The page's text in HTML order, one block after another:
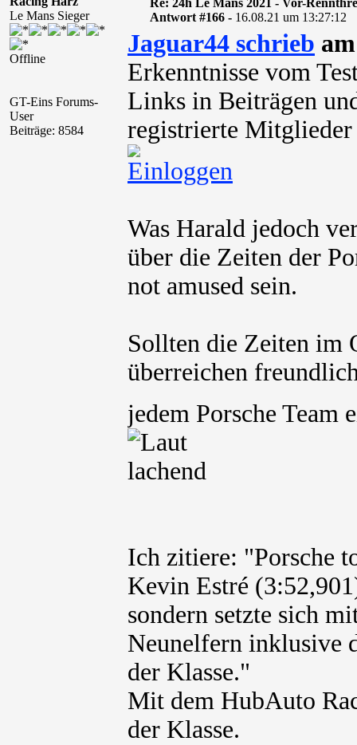
Le Mans Sieger
Offline
GT-Eins Forums-
User
Beiträge: 8584
Re: 24h Le Mans 2021 - Vor-
Antwort #166 - 16.08.21 um 13:27:12
Jaguar44 schrieb
Erkenntnisse vom
Links in Beiträgen
registrierte
Was Harald jedoch
über die Zeiten der
not amused sein.
Sollten die Zeiten im
überreichen
jedem Porsche
Ich zitiere: "Porsche
Kevin Estré
sondern setzte sich
Neunelfern inklusive
der Klasse."
Mit dem HubAuto
der Klasse.